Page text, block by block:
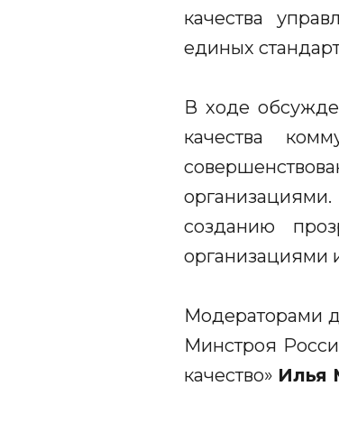
качества
единых
В ходе
качества
созданию
организациями
Модераторами
Минстроя
качество» Илья